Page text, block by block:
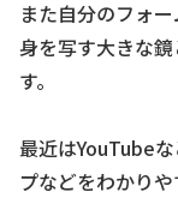
また自分のフォ
身を写す大きな
す。
最近はYouTube
プなどをわかり